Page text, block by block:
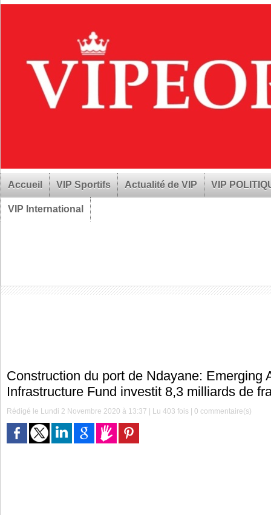
Accueil VIP Sportifs Actualité de VIP VIP
VIP International
Construction du port de Ndayane: Emerging
Infrastructure Fund investit 8,3 milliards de
Rédigé le Lundi 2 Novembre 2020 à 13:37 | Lu 403 fois |0 commentaire(s)